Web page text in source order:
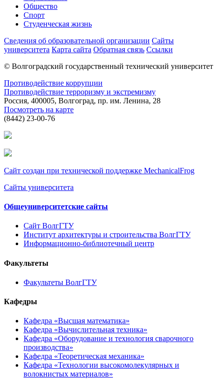
Общество
Спорт
Студенческая жизнь
Сведения об образовательной организации Сайты
университета Карта сайта Обратная связь Ссылки
© Волгоградский государственный технический университет
Противодействие коррупции
Противодействие терроризму и экстремизму
Россия, 400005, Волгоград, пр. им. Ленина, 28
Посмотреть на карте
(8442) 23-00-76
Сайт создан при технической поддержке MechanicalFrog
Сайты университета
Общеуниверситетские сайты
Сайт ВолгГТУ
Институт архитектуры и строительства ВолгГТУ
Информационно-библиотечный центр
Факультеты
Факультеты ВолгГТУ
Кафедры
Кафедра «Высшая математика»
Кафедра «Вычислительная техника»
Кафедра «Оборудование и технология сварочного
производства»
Кафедра «Теоретическая механика»
Кафедра «Технологии высокомолекулярных и
волокнистых материалов»